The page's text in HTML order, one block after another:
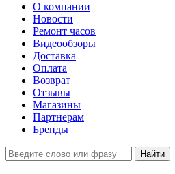
О компании
Новости
Ремонт часов
Видеообзоры
Доставка
Оплата
Возврат
Отзывы
Магазины
Партнерам
Бренды